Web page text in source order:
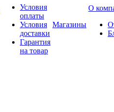
Условия
оплаты
Условия
доставки
Гарантия
на товар
Магазины
О